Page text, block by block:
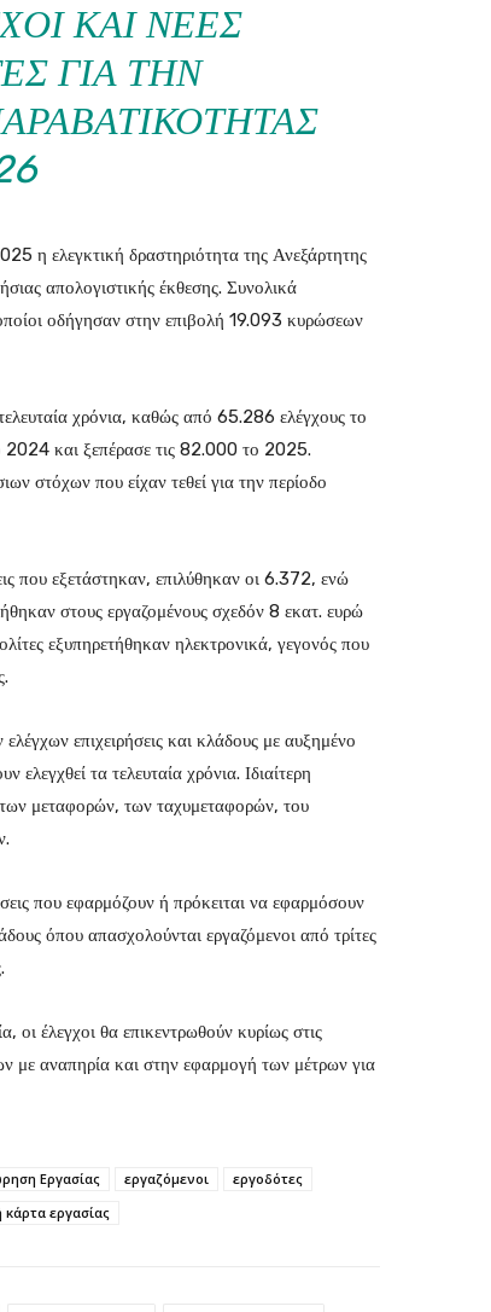
ΚΑΙ ΝΈΕΣ
ΓΙΑ ΤΗΝ
η ελεγκτική δραστηριότητα της Ανεξάρτητης
απολογιστικής έκθεσης. Συνολικά
οδήγησαν στην επιβολή 19.093 κυρώσεων
χρόνια, καθώς από 65.286 ελέγχους το
και ξεπέρασε τις 82.000 το 2025.
στόχων που είχαν τεθεί για την περίοδο
που εξετάστηκαν, επιλύθηκαν οι 6.372, ενώ
στους εργαζομένους σχεδόν 8 εκατ. ευρώ
εξυπηρετήθηκαν ηλεκτρονικά, γεγονός που
επιχειρήσεις και κλάδους με αυξημένο
ελεγχθεί τα τελευταία χρόνια. Ιδιαίτερη
των μεταφορών, των ταχυμεταφορών, του
που εφαρμόζουν ή πρόκειται να εφαρμόσουν
όπου απασχολούνται εργαζόμενοι από τρίτες
οι έλεγχοι θα επικεντρωθούν κυρίως στις
με αναπηρία και στην εφαρμογή των μέτρων για
Εργασίας εργαζόμενοι
εργοδότες
εργασίας